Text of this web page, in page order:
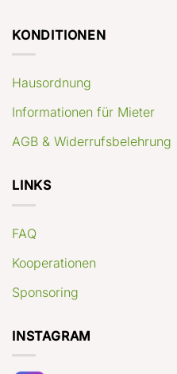
KONDITIONEN
Hausordnung
Informationen für Mieter
AGB & Widerrufsbelehrung
LINKS
FAQ
Kooperationen
Sponsoring
INSTAGRAM